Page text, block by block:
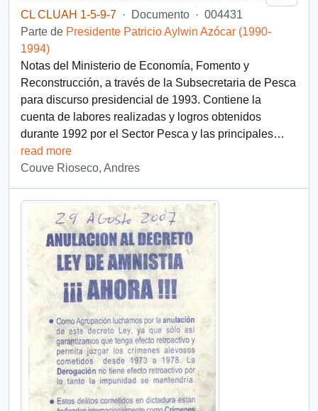
CL CLUAH 1-5-9-7 · Documento · 004431
Parte de Presidente Patricio Aylwin Azócar (1990-
1994)
Notas del Ministerio de Economía, Fomento y
Reconstrucción, a través de la Subsecretaria de Pesca
para discurso presidencial de 1993. Contiene la
cuenta de labores realizadas y logros obtenidos
durante 1992 por el Sector Pesca y las principales…
read more
Couve Rioseco, Andres